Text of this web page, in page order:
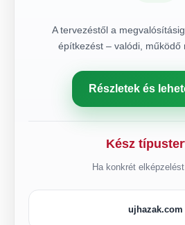
A tervezéstől a
építkezést – valódi, működő
Részletek és
Kész
Ha konkrét
ujhazak.com